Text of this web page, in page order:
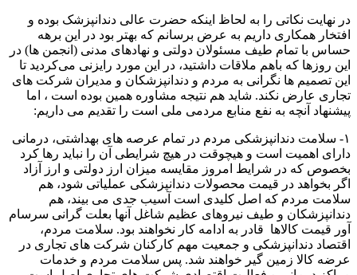
در نهایت نکاتی را به لحاظ اینکه حضرت‌ عالی دندانپزشک بوده و
افتخار همکاری داریم به عرض برسانم که بهتر بود در این برهه
حساس با تمام طیف مسئولان دولتی و نهادهای مدنی (انجمن ها) در
این روزها که باهم ملاقات داشتید، در این مورد رایزنی می‌کردید تا
این تصمیم ها نگرانی به مردم و دندانپزشکان و مدیران شرکت های
تجاری عارض نکند. شاید هم نتیجه مشاوره همین بوده است ، اما
پیشنهاد آنچه به نفع منابع مردمی ملی است را تقدیم می داریم:
۱- سلامت دندانپزشکی مردم در تمام عرصه های بهداشتی، درمانی
دارای اهمیت است و هیچوقت در هیچ شرایطی آن را نباید رها کرد
بخصوص که در شرایط امروز مقایسه میزان ارز دولتی و ارز آزاد
اگر بخواهد در قیمت محصولات دندانپزشکی عملیاتی شود، هم
سلامت مردم که اصل کلیدی است آسیب جدی می بیند، هم
دندانپزشکان و طیف نیروهای عظیم شاغل آنها بعلت گرانی سرسام
آور قیمت کالاها قادر به ادامه کار نخواهند بود. سلامت مردم،
اقتصاد دندانپزشکی و جمعیت مهم کارکنان شرکت های تجاری در
عرضه کالا زمین گیر خواهند شد. پس سلامت مردم و خدمات